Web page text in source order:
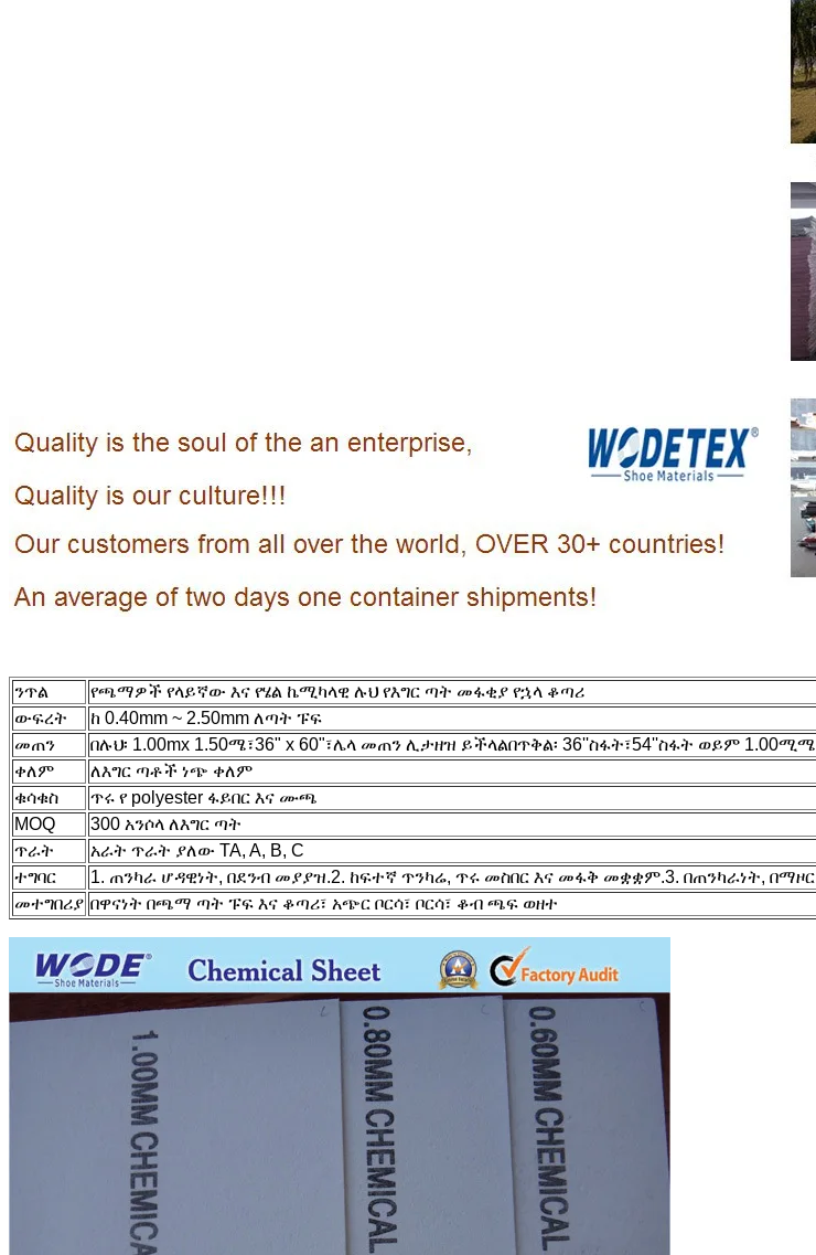
ንጥል
የጫማዎች የላይኛው እና የሄል ኬሚካላዊ ሉህ የእግር ጣት መፋቂያ የኋላ ቆጣሪ
ውፍረት
ከ 0.40mm ~ 2.50mm ለጣት ፑፍ
መጠን
በሉህ፡ 1.00mx 1.50ሜ፣36" x 60"፣ሌላ መጠን ሊታዘዝ ይችላልበጥቅል፡ 36''ስፋት፣54''ስፋት ወይም
ቀለም
ለእግር ጣቶች ነጭ ቀለም
ቁሳቁስ
ጥሩ የ polyester ፋይበር እና ሙጫ
MOQ
300 አንሶላ ለእግር ጣት
ጥራት
አራት ጥራት ያለው TA, A, B, C
ተግባር
1. ጠንካራ ሆዳዊነት, በደንብ መያያዝ.2. ከፍተኛ ጥንካሬ, ጥሩ መስበር እና መፋቅ መቋቋም.3. በጠንካራነት,
መተግበሪያ በዋናነት በጫማ ጣት ፑፍ እና ቆጣሪ፣ አጭር ቦርሳ፣ ቦርሳ፣ ቆብ ጫፍ ወዘተ